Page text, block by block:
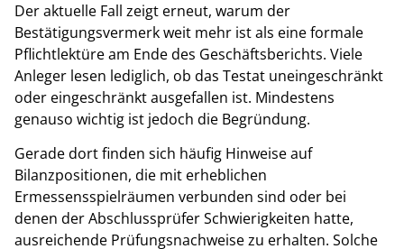
Der aktuelle Fall zeigt erneut, warum der
Bestätigungsvermerk weit mehr ist als eine formale
Pflichtlektüre am Ende des Geschäftsberichts. Viele
Anleger lesen lediglich, ob das Testat uneingeschränkt
oder eingeschränkt ausgefallen ist. Mindestens
genauso wichtig ist jedoch die Begründung.
Gerade dort finden sich häufig Hinweise auf
Bilanzpositionen, die mit erheblichen
Ermessensspielräumen verbunden sind oder bei
denen der Abschlussprüfer Schwierigkeiten hatte,
ausreichende Prüfungsnachweise zu erhalten. Solche